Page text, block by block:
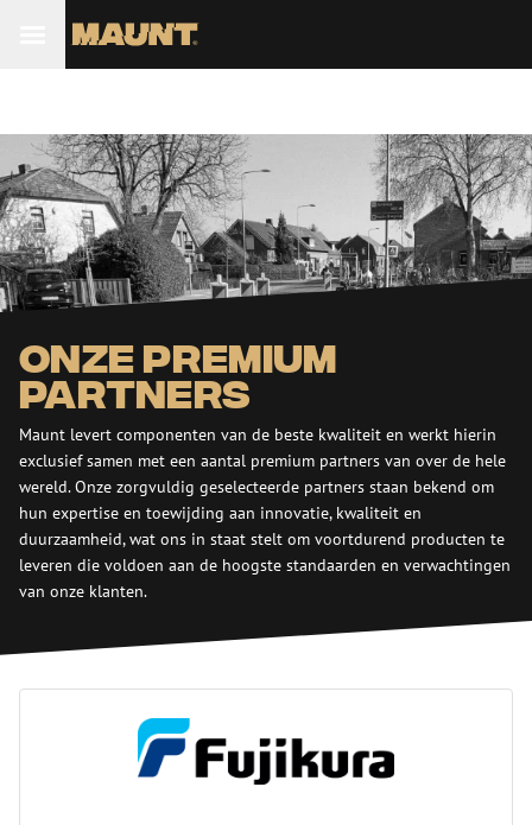
Onze premium
partners
Maunt levert componenten van de beste kwaliteit en werkt hierin
exclusief samen met een aantal premium partners van over de hele
wereld. Onze zorgvuldig geselecteerde partners staan bekend om
hun expertise en toewijding aan innovatie, kwaliteit en
duurzaamheid, wat ons in staat stelt om voortdurend producten te
leveren die voldoen aan de hoogste standaarden en verwachtingen
van onze klanten.